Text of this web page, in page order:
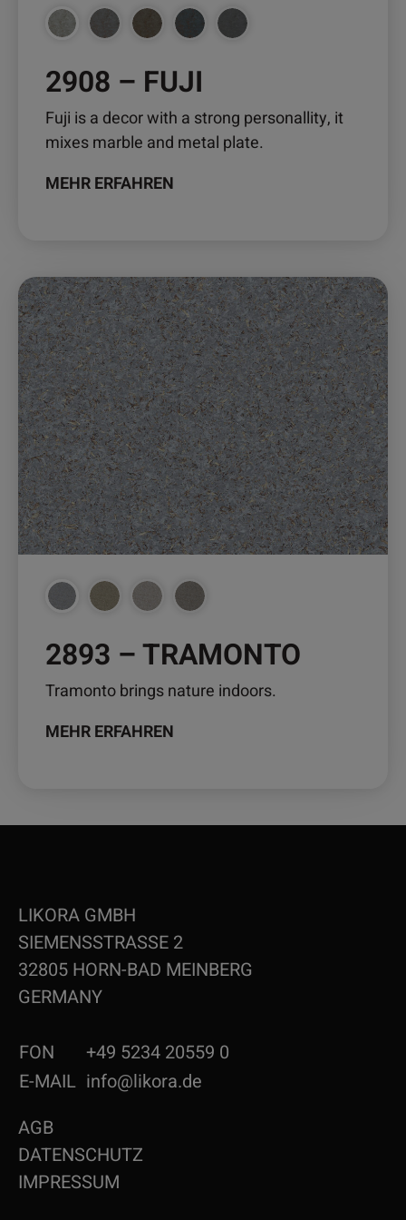
2908 – FUJI
Fuji is a decor with a strong personallity, it
mixes marble and metal plate.
MEHR ERFAHREN
gewählt
werden
2893 – TRAMONTO
Tramonto brings nature indoors.
MEHR ERFAHREN
Dieses
Produkt
weist
mehrere
Varianten
auf.
Die
Optionen
können
auf
der
Produktseite
gewählt
werden
LIKORA GMBH
SIEMENSSTRASSE 2
32805 HORN-BAD MEINBERG
GERMANY
FON
+49 5234 20559 0
E-MAIL info@likora.de
AGB
DATENSCHUTZ
IMPRESSUM